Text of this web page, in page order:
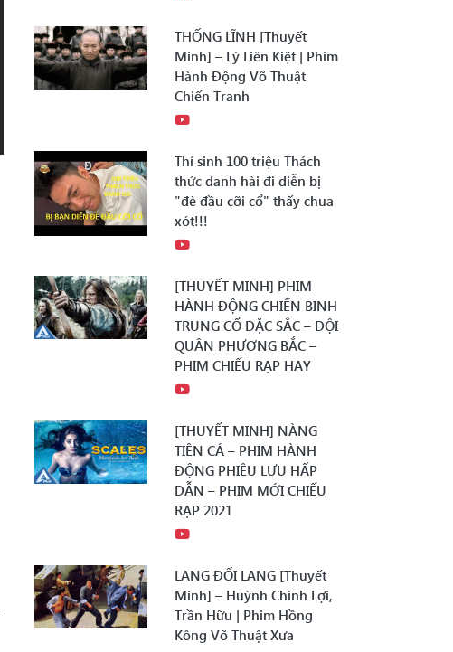
THỐNG LĨNH [Thuyết
Minh] – Lý Liên Kiệt | Phim
Hành Động Võ Thuật
Chiến Tranh
Thí sinh 100 triệu Thách
thức danh hài đi diễn bị
"đè đầu cỡi cổ" thấy chua
xót!!!
[THUYẾT MINH] PHIM
HÀNH ĐỘNG CHIẾN BINH
TRUNG CỔ ĐẶC SẮC – ĐỘI
QUÂN PHƯƠNG BẮC –
PHIM CHIẾU RẠP HAY
[THUYẾT MINH] NÀNG
TIÊN CÁ – PHIM HÀNH
ĐỘNG PHIÊU LƯU HẤP
DẪN – PHIM MỚI CHIẾU
RẠP 2021
LANG ĐỐI LANG [Thuyết
Minh] – Huỳnh Chính Lợi,
Trần Hữu | Phim Hồng
Kông Võ Thuật Xưa